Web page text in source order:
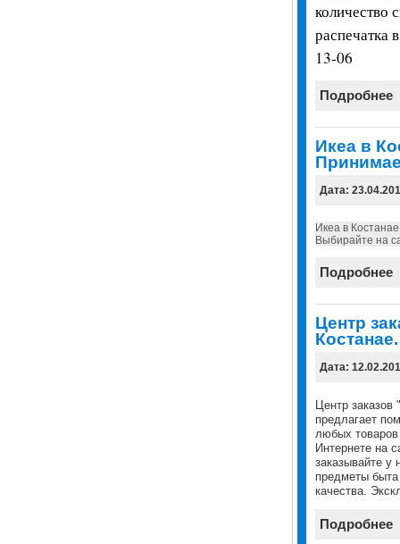
количество
распечатка
13-06
Подробнее
Икеа в
Дата:
Икеа в
Выбирайте на
Подробнее
Центр
Костанае.
Дата:
Центр
предлагает
любых
Интернете на
заказывайте
предметы быта
качества.
Подробнее